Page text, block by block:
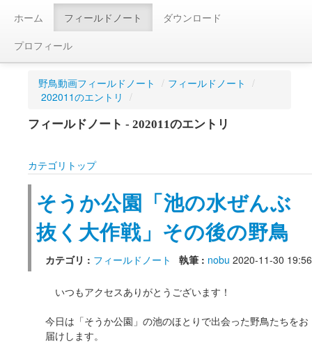
ホーム フィールドノート
ダウンロード
プロフィール
野鳥動画フィールドノート / フィールドノート /
202011のエントリ /
フィールドノート - 202011のエントリ
カテゴリトップ
そうか公園「池の水ぜんぶ
抜く大作戦」その後の野鳥
カテゴリ : フィールドノート 執筆 : nobu 2020-11-30 19:56
いつもアクセスありがとうございます！
今日は「そうか公園」の池のほとりで出会った野鳥たちをお
届けします。